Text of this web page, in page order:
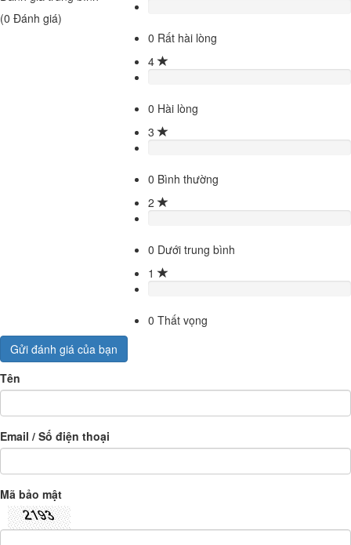
(0 Đánh giá)
0 Rất hài lòng
4
0 Hài lòng
3
0 Bình thường
2
0 Dưới trung bình
1
0 Thất vọng
Gửi đánh giá của bạn
Tên
Email / Số điện thoại
Mã bảo mật